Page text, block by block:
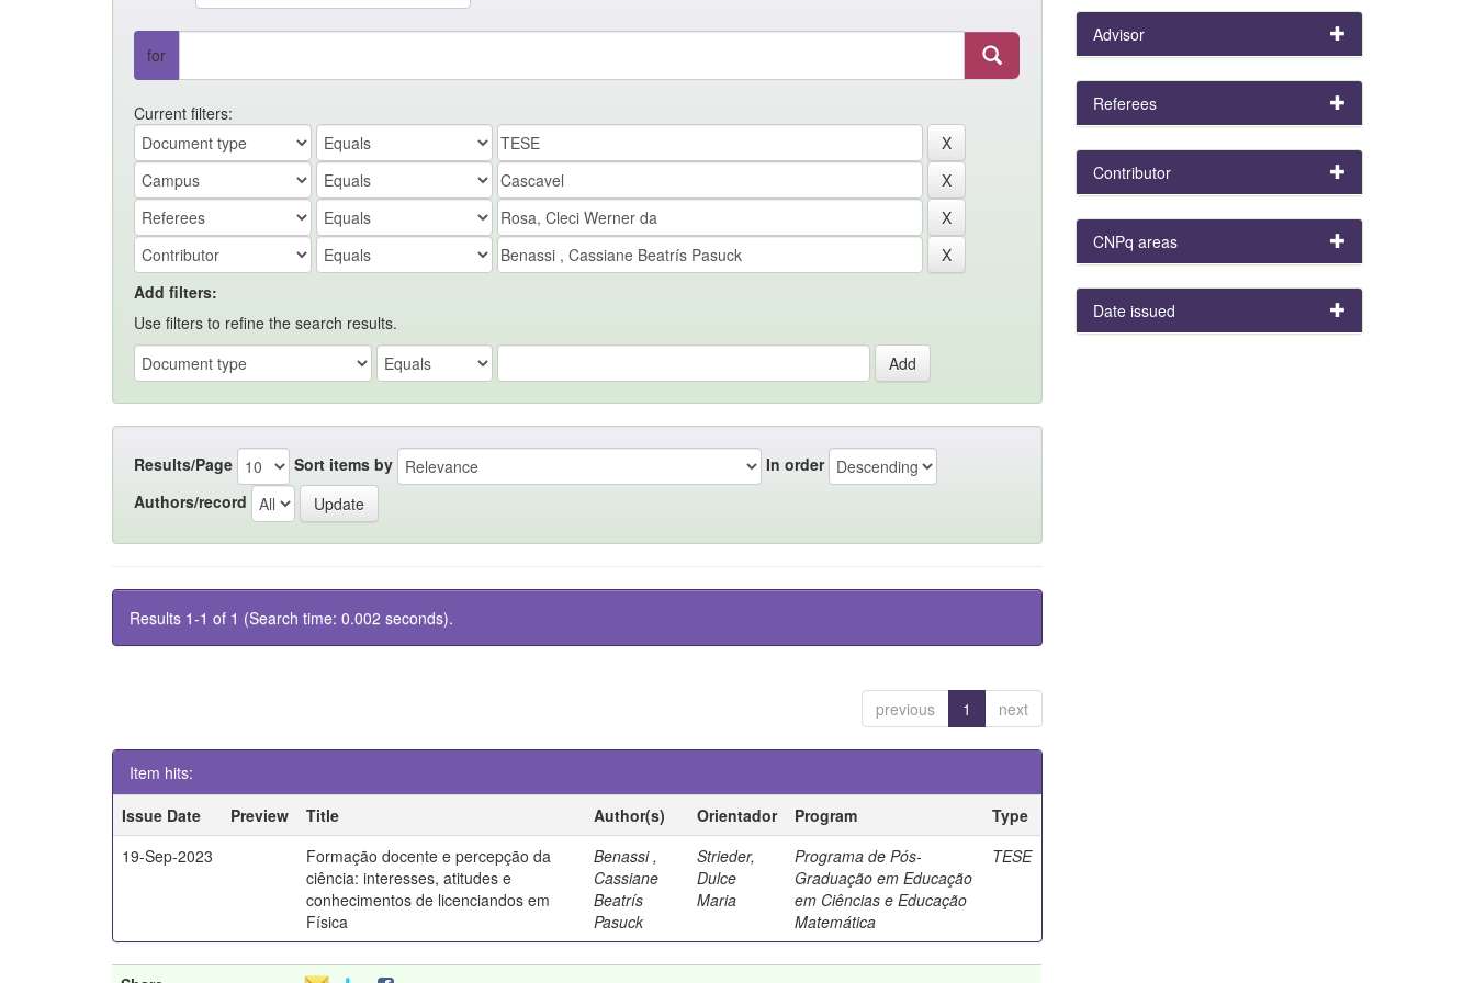
for
Current filters:
Add filters:
Use filters to refine the search results.
Results/Page Sort items by
In order
Authors/record
Results 1-1 of 1 (Search time: 0.002 seconds).
previous 1 next
Item hits:
Issue Date
Preview Title Author(s) Orientador Program
Type
19-Sep-2023
Formação docente e percepção da
ciência: interesses, atitudes e
conhecimentos de licenciandos em
Física
Benassi ,
Cassiane
Beatrís
Pasuck
Strieder,
Dulce
Maria
Programa de Pós-
Graduação em Educação
em Ciências e Educação
Matemática
TESE
Advisor
Referees
Contributor
CNPq areas
Date issued